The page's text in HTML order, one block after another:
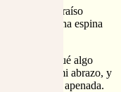
este paraíso
Pero una espina
cuenta; fué algo
soltaron de mi abrazo, y
como apenada.